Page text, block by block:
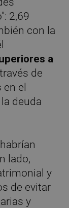
2,69
con la
a
de
el
deuda
lado,
y
de evitar
y